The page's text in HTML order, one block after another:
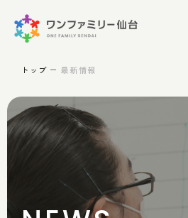
トップ 最新情報